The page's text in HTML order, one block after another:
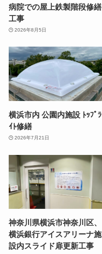
病院での屋上鉄製階段修繕
工事
2026年8月5日
横浜市内 公園内施設 ﾄｯﾌﾟﾗ
ｲﾄ修繕
2026年7月21日
神奈川県横浜市神奈川区、
横浜銀行アイスアリーナ施
設内スライド扉更新工事